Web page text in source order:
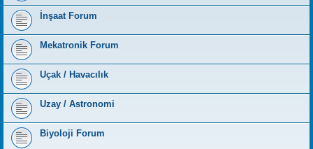
İnşaat Forum
Mekatronik Forum
Uçak / Havacılık
Uzay / Astronomi
Biyoloji Forum